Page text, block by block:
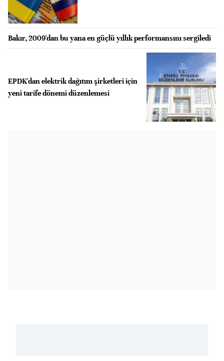
Bakır, 2009'dan bu yana en güçlü yıllık performansını sergiledi
EPDK'dan elektrik dağıtım şirketleri için
yeni tarife dönemi düzenlemesi